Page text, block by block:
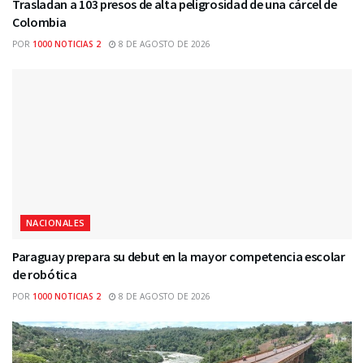
Trasladan a 103 presos de alta peligrosidad de una cárcel de
Colombia
POR 1000 NOTICIAS 2 8 DE AGOSTO DE 2026
NACIONALES
Paraguay prepara su debut en la mayor competencia escolar
de robótica
POR 1000 NOTICIAS 2 8 DE AGOSTO DE 2026